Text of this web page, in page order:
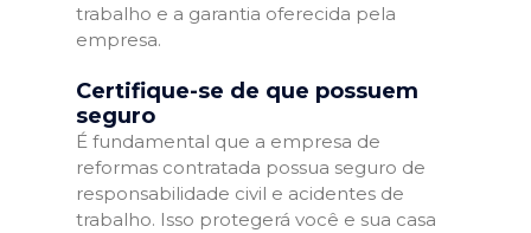
trabalho e a garantia oferecida pela
empresa.
Certifique-se de que possuem
seguro
É fundamental que a empresa de
reformas contratada possua seguro de
responsabilidade civil e acidentes de
trabalho. Isso protegerá você e sua casa